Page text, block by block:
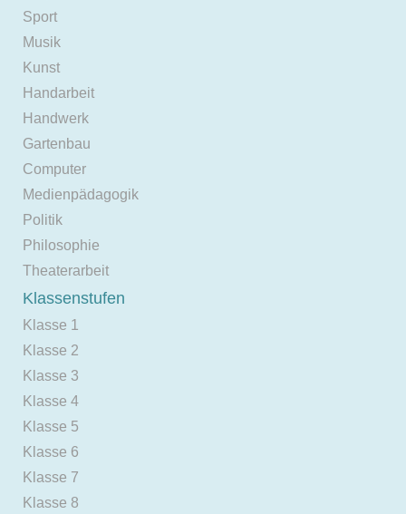
Sport
Musik
Kunst
Handarbeit
Handwerk
Gartenbau
Computer
Medienpädagogik
Politik
Philosophie
Theaterarbeit
Klassenstufen
Klasse 1
Klasse 2
Klasse 3
Klasse 4
Klasse 5
Klasse 6
Klasse 7
Klasse 8